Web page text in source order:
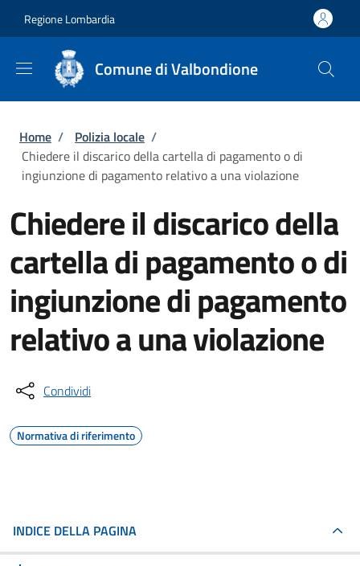
Regione Lombardia
Comune di Valbondione
Briciole di pane
Home / Polizia locale /
Chiedere il discarico della cartella di pagamento o di
ingiunzione di pagamento relativo a una violazione
Chiedere il discarico della
cartella di pagamento o di
ingiunzione di pagamento
relativo a una violazione
Condividi
Normativa di riferimento
INDICE DELLA PAGINA